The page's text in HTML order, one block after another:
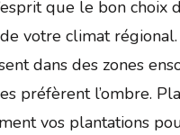
que le bon choix
votre climat
dans des zones
préfèrent l’ombre.
vos plantations